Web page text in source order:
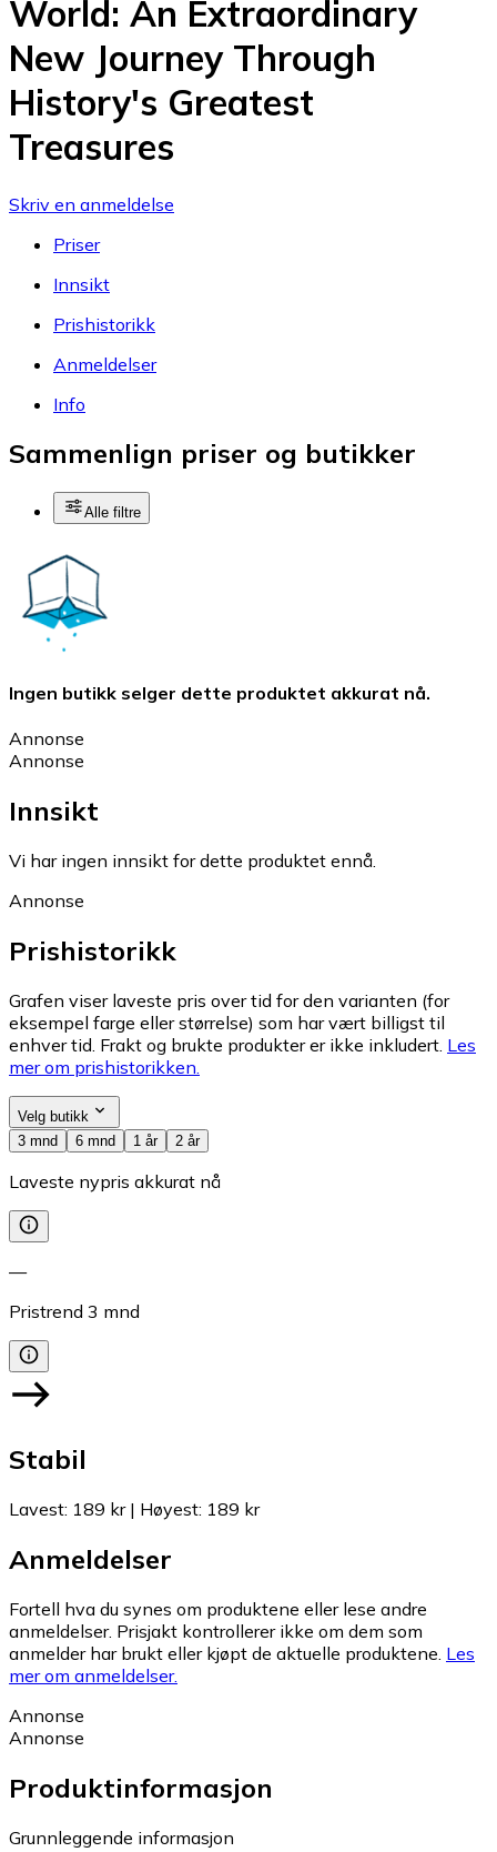
World: An Extraordinary
New Journey Through
History's Greatest
Treasures
Skriv en anmeldelse
Priser
Innsikt
Prishistorikk
Anmeldelser
Info
Sammenlign priser og butikker
Alle filtre
Ingen butikk selger dette produktet akkurat nå.
Annonse
Annonse
Innsikt
Vi har ingen innsikt for dette produktet ennå.
Annonse
Prishistorikk
Grafen viser laveste pris over tid for den varianten (for
eksempel farge eller størrelse) som har vært billigst til
enhver tid. Frakt og brukte produkter er ikke inkludert. Les
mer om prishistorikken.
Velg butikk
3 mnd
6 mnd 1 år 2 år
Laveste nypris akkurat nå
—
Pristrend 3 mnd
Stabil
Lavest: 189 kr| Høyest: 189 kr
Anmeldelser
Fortell hva du synes om produktene eller lese andre
anmeldelser. Prisjakt kontrollerer ikke om dem som
anmelder har brukt eller kjøpt de aktuelle produktene. Les
mer om anmeldelser.
Annonse
Annonse
Produktinformasjon
Grunnleggende informasjon